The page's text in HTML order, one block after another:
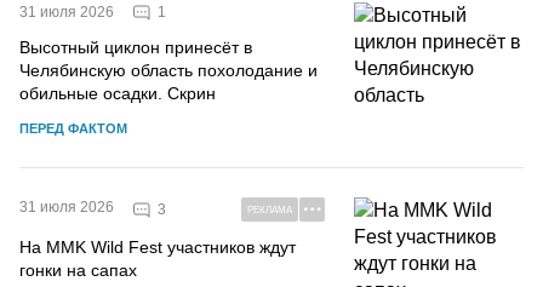
31 июля 2026 1
Высотный циклон принесёт в
Челябинскую область похолодание и
обильные осадки. Скрин
ПЕРЕД ФАКТОМ
31 июля 2026 3 РЕКЛАМА
На MMK Wild Fest участников ждут
гонки на сапах